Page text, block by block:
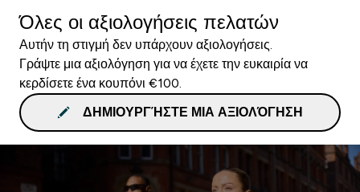
Όλες οι αξιολογήσεις πελατών
Αυτήν τη στιγμή δεν υπάρχουν αξιολογήσεις.
Γράψτε μια αξιολόγηση για να έχετε την ευκαιρία να
κερδίσετε ένα κουπόνι €100.
ΔΗΜΙΟΥΡΓΉΣΤΕ ΜΙΑ ΑΞΙΟΛΌΓΗΣΗ